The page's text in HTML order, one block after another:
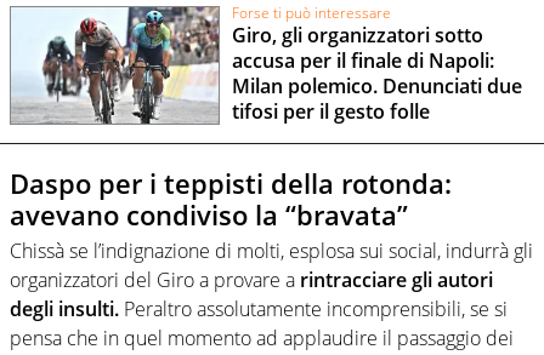
Forse ti può interessare
Giro, gli organizzatori sotto
accusa per il finale di Napoli:
Milan polemico. Denunciati due
tifosi per il gesto folle
Daspo per i teppisti della rotonda:
avevano condiviso la “bravata”
Chissà se l’indignazione di molti, esplosa sui social, indurrà gli
organizzatori del Giro a provare a rintracciare gli autori
degli insulti. Peraltro assolutamente incomprensibili, se si
pensa che in quel momento ad applaudire il passaggio dei